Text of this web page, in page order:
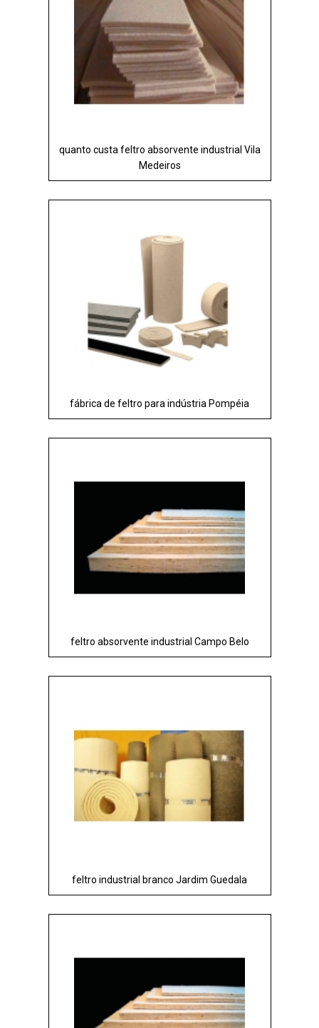
quanto custa feltro absorvente industrial Vila
Medeiros
fábrica de feltro para indústria Pompéia
feltro absorvente industrial Campo Belo
feltro industrial branco Jardim Guedala